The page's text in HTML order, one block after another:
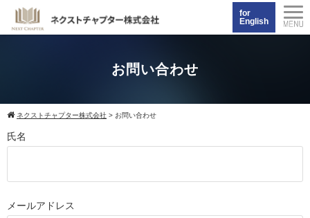
for
English
お問い合わせ
ネクストチャプター株式会社 > お問い合わせ
氏名
メールアドレス